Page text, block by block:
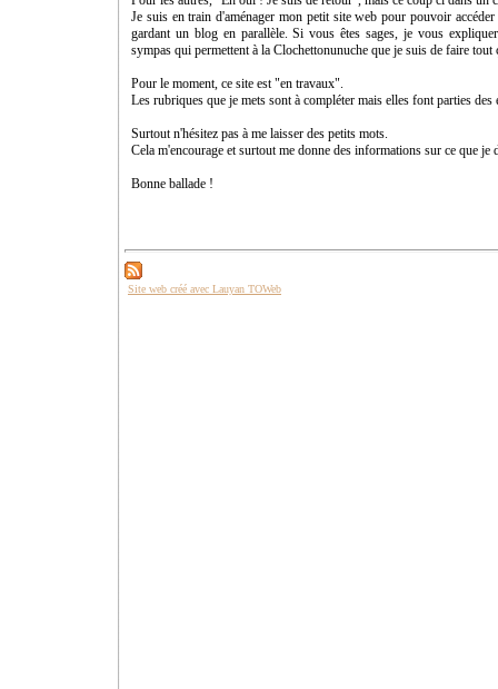
Je suis en train d'aménager mon petit site web pour pouvoir
gardant un blog en parallèle. Si vous êtes sages, je vous
sympas qui permettent à la Clochettonunuche que je suis de faire tout
Pour le moment, ce site est "en travaux".
Les rubriques que je mets sont à compléter mais elles font parties
Surtout n'hésitez pas à me laisser des petits mots.
Cela m'encourage et surtout me donne des informations sur ce que je
Bonne ballade !
Site web créé avec Lauyan TOWeb